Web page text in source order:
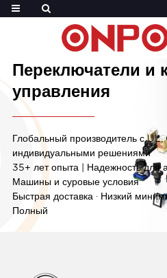
ОНПОУ—
Переключатели и
управления
Глобальный производитель с UL,
индивидуальными решениями
35+ лет опыта | Надежность для
Машины и суровые условия
Быстрая доставка · Низкий
Полный